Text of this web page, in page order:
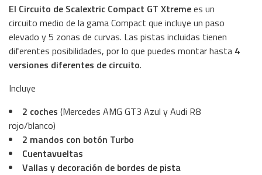
El Circuito de Scalextric Compact GT Xtremees un
circuito medio de la gama Compact que incluye un paso
elevado y 5 zonas de curvas. Las pistas incluidas tienen
diferentes posibilidades, por lo que puedes montar hasta 4
versiones diferentes de circuito.
Incluye
2 coches (Mercedes AMG GT3 Azul y Audi R8
rojo/blanco)
2 mandos con botón Turbo
Cuentavueltas
Vallas y decoración de bordes de pista